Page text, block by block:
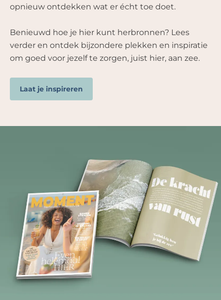
opnieuw ontdekken wat er écht toe doet.
Benieuwd hoe je hier kunt herbronnen? Lees
verder en ontdek bijzondere plekken en inspiratie
om goed voor jezelf te zorgen, juist hier, aan zee.
Laat je inspireren